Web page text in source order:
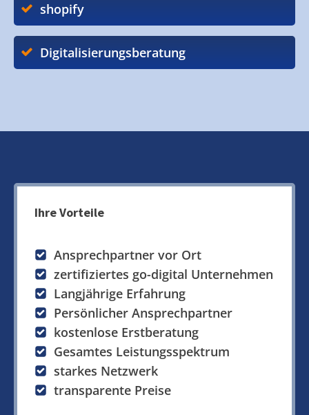
shopify
Digitalisierungsberatung
Ihre Vorteile
Ansprechpartner vor Ort
zertifiziertes go-digital Unternehmen
Langjährige Erfahrung
Persönlicher Ansprechpartner
kostenlose Erstberatung
Gesamtes Leistungsspektrum
starkes Netzwerk
transparente Preise